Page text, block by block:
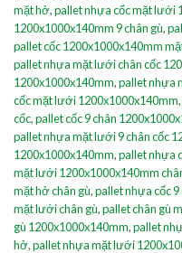
mặt hở,pallet nhựa cốc mặt lưới
1200x1000x140mm 9 chân gù,
pallet cốc 1200x1000x140mm
pallet nhựa mặt lưới chân cốc
1200x1000x140mm,pallet nhựa
cốc mặt lưới 1200x1000x140mm,
cốc,pallet cốc 9 chân
pallet nhựa mặt lưới 9 chân cốc
1200x1000x140mm,pallet nhựa
mặt lưới 1200x1000x140mm
mặt hở chân gù,pallet nhựa cốc
mặt lưới chân gù,pallet chân gù
gù 1200x1000x140mm,pallet
hở,pallet nhựa mặt lưới